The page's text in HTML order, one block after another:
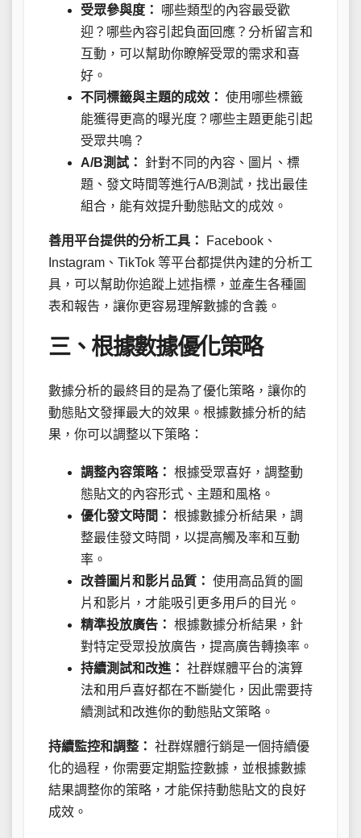
受眾參與度：
哪些類型的內容最受歡
迎？哪些內容引起負面回應？分析留言和
互動，可以幫助你瞭解受眾的需求和喜
好。
不同標籤與主題的成效： 使用哪些標籤
能獲得更高的曝光度？哪些主題更能引起
受眾共鳴？
A/B測試：
針對不同的內容、圖片、標
題、發文時間等進行A/B測試，找出最佳
組合，能有效提升動態貼文的成效。
善用平台提供的分析工具：
Facebook、
Instagram、TikTok 等平台都提供內建的分析工
具，可以幫助你追蹤上述指標，並產生各種圖
表和報告，讓你更容易理解數據的含義。
三、根據數據優化策略
數據分析的最終目的是為了優化策略，讓你的
動態貼文發揮最大的效果。根據數據分析的結
果，你可以調整以下策略：
調整內容策略： 根據受眾喜好，調整動
態貼文的內容形式、主題和風格。
優化發文時間： 根據數據分析結果，調
整最佳發文時間，以提高觸及率和互動
率。
改善圖片和影片品質： 使用高品質的圖
片和影片，才能吸引更多用戶的目光。
精準投放廣告： 根據數據分析結果，針
對特定受眾投放廣告，提高廣告轉換率。
持續測試和改進： 社群媒體平台的演算
法和用戶喜好都在不斷變化，因此需要持
續測試和改進你的動態貼文策略。
持續監控和調整： 社群媒體行銷是一個持續優
化的過程，你需要定期監控數據，並根據數據
結果調整你的策略，才能保持動態貼文的良好
成效。